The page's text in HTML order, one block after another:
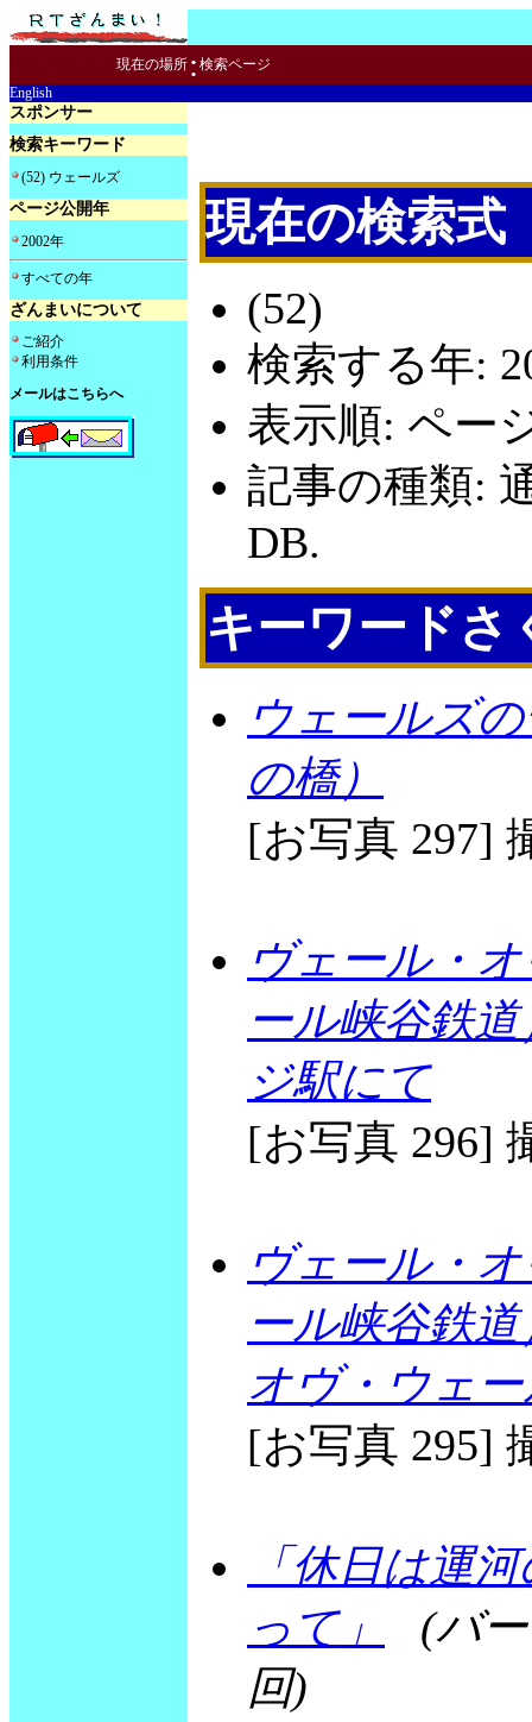
現在の場所 : 検索ページ
English
スポンサー
検索キーワード
(52) ウェールズ
ページ公開年
2002年
すべての年
ざんまいについて
ご紹介
利用条件
メールはこちらへ
現在の検索式
(52)
検索する年:
表示順: ペー
記事の種類:
DB.
キーワードさ
ウェールズ
の橋）
[お写真 297]
ヴェール・
ール峡谷鉄
ジ駅にて
[お写真 296]
ヴェール・
ール峡谷鉄
オヴ・ウェ
[お写真 295]
「休日は運
って」
(バ
回)